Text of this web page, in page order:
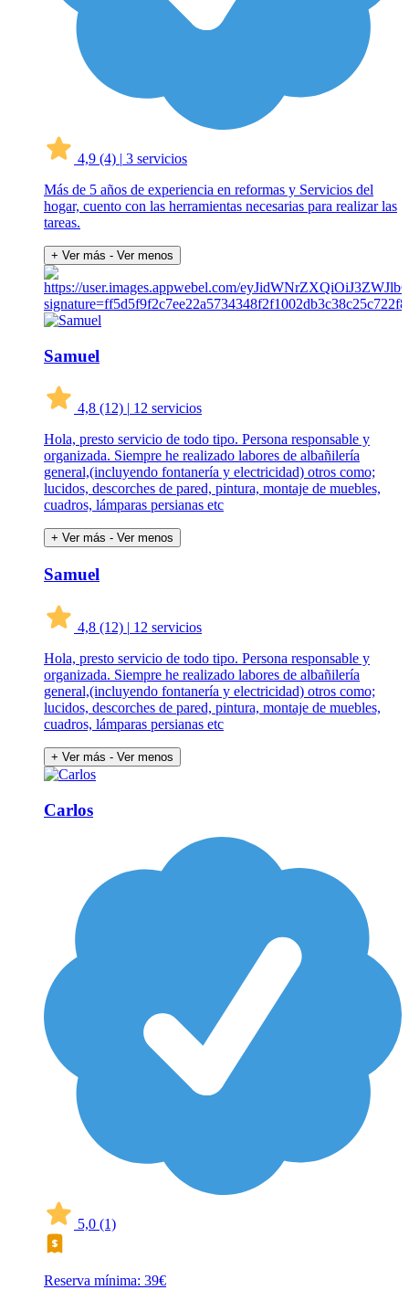
4,9 (4) | 3 servicios
Más de 5 años de experiencia en reformas y Servicios del
hogar, cuento con las herramientas necesarias para realizar las
tareas.
+ Ver más - Ver menos
Samuel
4,8 (12) | 12 servicios
Hola, presto servicio de todo tipo. Persona responsable y
organizada. Siempre he realizado labores de albañilería
general,(incluyendo fontanería y electricidad) otros como;
lucidos, descorches de pared, pintura, montaje de muebles,
cuadros, lámparas persianas etc
+ Ver más - Ver menos
Samuel
4,8 (12) | 12 servicios
Hola, presto servicio de todo tipo. Persona responsable y
organizada. Siempre he realizado labores de albañilería
general,(incluyendo fontanería y electricidad) otros como;
lucidos, descorches de pared, pintura, montaje de muebles,
cuadros, lámparas persianas etc
+ Ver más - Ver menos
Carlos
5,0 (1)
Reserva mínima: 39€